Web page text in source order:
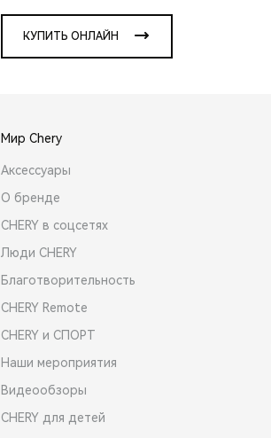
КУПИТЬ ОНЛАЙН
Мир Chery
Аксессуары
О бренде
CHERY в соцсетях
Люди CHERY
Благотворительность
CHERY Remote
CHERY и СПОРТ
Наши мероприятия
Видеообзоры
CHERY для детей